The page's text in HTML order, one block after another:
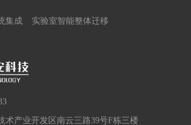
集成 实验室智能整体迁移
术产业开发区南云三路39号F栋三楼